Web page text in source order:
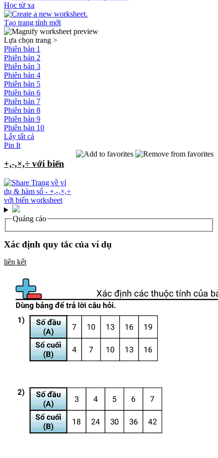
Học từ xa
Tạo trang tính mới
Lựa chọn trang >
Phiên bản 1
Phiên bản 2
Phiên bản 3
Phiên bản 4
Phiên bản 5
Phiên bản 6
Phiên bản 7
Phiên bản 8
Phiên bản 9
Phiên bản 10
Lấy tất cả
Pin It
+,-,×,÷ với biến
Quảng cáo
Xác định quy tắc của ví dụ
liên kết